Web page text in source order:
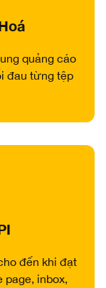
quảng cáo
đau từng tệp
đến khi đạt
inbox,